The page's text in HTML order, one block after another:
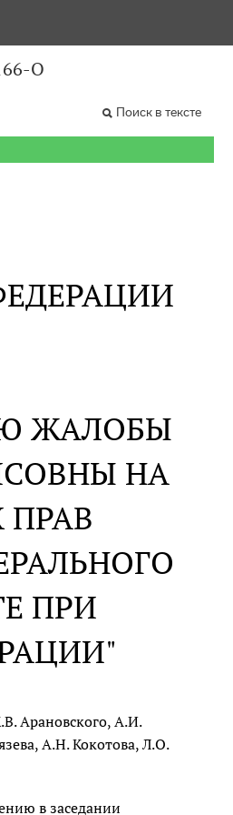
О
Поиск в тексте
ЖАЛОБЫ
НА
ПРИ
Арановского, А.И.
А.Н. Кокотова, Л.О.
в заседании